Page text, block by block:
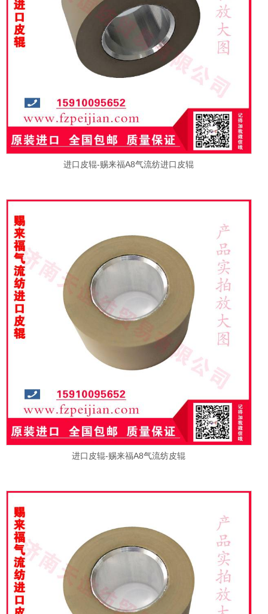
进口皮辊-赐来福A8气流纺进口皮辊
进口皮辊-赐来福A8气流纺皮辊